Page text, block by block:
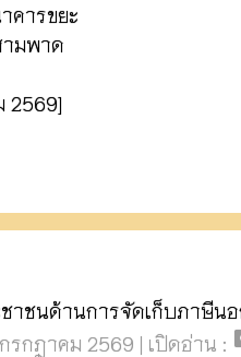
คารขยะ
มพาด
2569]
าชนด้านการจัดเก็บภาษีน
รกฎาคม 2569 | เปิดอ่าน :